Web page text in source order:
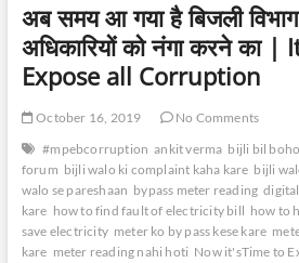
अब समय आ गया है बिजली
अधिकारियों को नंगा करने का |
Expose all Corruption
October 16, 2019
No Comments
#mpebcorruption ankit verma bijli bil
forum bijli walo ki complaint kaha kare bijli
walo se pareshaan bypass meter reading
kare how to find fault of electricity bill how to
save electricity meter ko by pass kese kare
kare meter reading nahi hoti Now it'sTime to